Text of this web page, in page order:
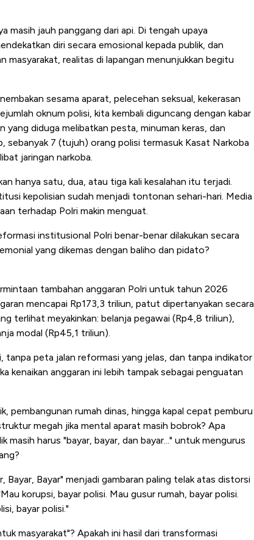
jauh panggang dari api. Di tengah upaya
diri secara emosional kepada publik, dan
masyarakat, realitas di lapangan menunjukkan begitu
sesama aparat, pelecehan seksual, kekerasan
oknum polisi, kita kembali diguncang dengan kabar
yang diduga melibatkan pesta, minuman keras, dan
sebanyak 7 (tujuh) orang polisi termasuk Kasat Narkoba
jaringan narkoba.
hanya satu, dua, atau tiga kali kesalahan itu terjadi.
kepolisian sudah menjadi tontonan sehari-hari. Media
terhadap Polri makin menguat.
institusional Polri benar-benar dilakukan secara
yang dikemas dengan baliho dan pidato?
tambahan anggaran Polri untuk tahun 2026
mencapai Rp173,3 triliun, patut dipertanyakan secara
terlihat meyakinkan: belanja pegawai (Rp4,8 triliun),
modal (Rp45,1 triliun).
tanpa peta jalan reformasi yang jelas, dan tanpa indikator
kenaikan anggaran ini lebih tampak sebagai penguatan
pembangunan rumah dinas, hingga kapal cepat pemburu
megah jika mental aparat masih bobrok? Apa
masih harus "bayar, bayar, dan bayar..." untuk mengurus
Bayar, Bayar" menjadi gambaran paling telak atas distorsi
korupsi, bayar polisi. Mau gusur rumah, bayar polisi.
bayar polisi."
masyarakat"? Apakah ini hasil dari transformasi